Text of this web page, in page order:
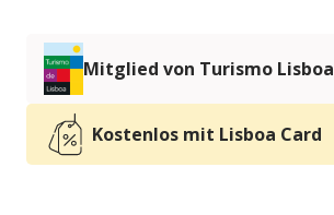
Mitglied von Turismo Lisboa
Kostenlos mit Lisboa Card